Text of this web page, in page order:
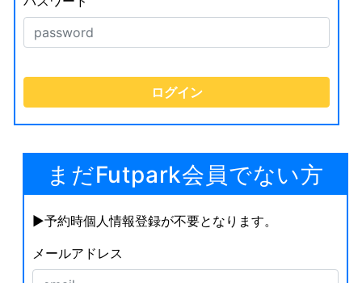
まだFutpark会員でない方
▶︎予約時個人情報登録が不要となります。
メールアドレス